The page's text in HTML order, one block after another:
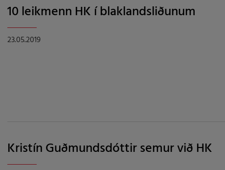
10 leikmenn HK í blaklandsliðunum
23.05.2019
Kristín Guðmundsdóttir semur við HK